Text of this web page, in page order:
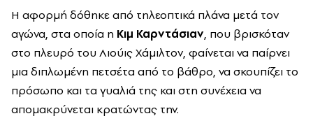
Η αφορμή δόθηκε από τηλεοπτικά πλάνα μετά τον
αγώνα, στα οποία η Κιμ Καρντάσιαν, που βρισκόταν
στο πλευρό του Λιούις Χάμιλτον, φαίνεται να παίρνει
μια διπλωμένη πετσέτα από το βάθρο, να σκουπίζει το
πρόσωπο και τα γυαλιά της και στη συνέχεια να
απομακρύνεται κρατώντας την.